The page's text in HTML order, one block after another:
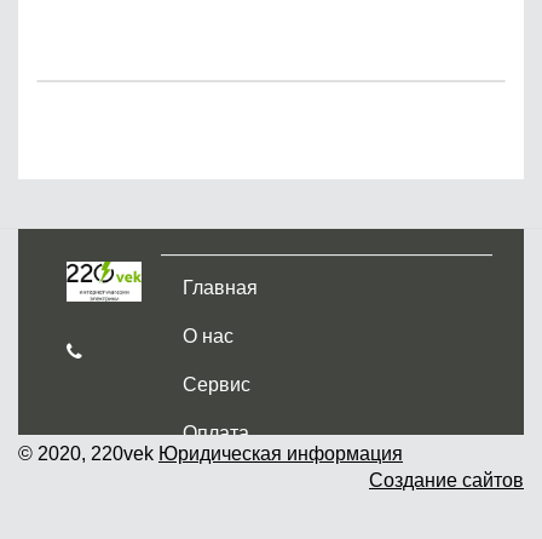
Главная
О нас
Сервис
Оплата
Доставка и самовывоз
© 2020, 220vek Юридическая информация
Создание сайтов